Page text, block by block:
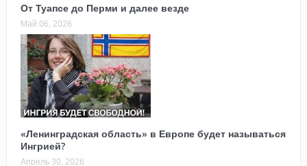
От Туапсе до Перми и далее везде
Май 06, 2026
«Ленинградская область» в Европе будет называться
Ингрией?
Апрель 30, 2026